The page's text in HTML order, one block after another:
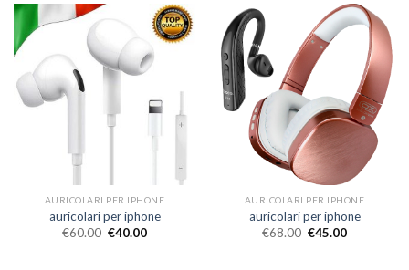
AURICOLARI PER IPHONE
auricolari per iphone
€60.00 €40.00
AURICOLARI PER IPHONE
auricolari per iphone
€68.00 €45.00